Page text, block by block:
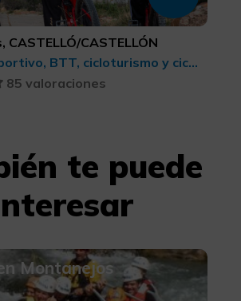
CASTELLÓN
Turismo deportivo, BTT, cicloturismo y ciclismo
85 valoraciones
te puede
Montanejos